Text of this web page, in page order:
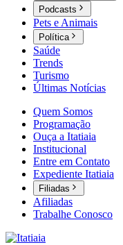
Podcasts
Pets e Animais
Política
Saúde
Trends
Turismo
Últimas Notícias
Quem Somos
Programação
Ouça a Itatiaia
Institucional
Entre em Contato
Expediente Itatiaia
Filiadas
Afiliadas
Trabalhe Conosco